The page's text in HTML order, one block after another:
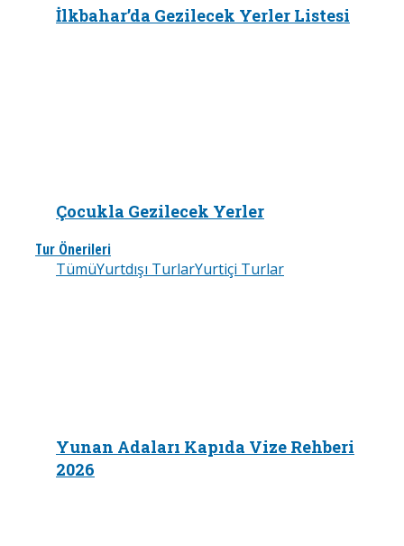
İlkbahar’da Gezilecek Yerler Listesi
Çocukla Gezilecek Yerler
Tur Önerileri
TümüYurtdışı TurlarYurtiçi Turlar
Yunan Adaları Kapıda Vize Rehberi
2026